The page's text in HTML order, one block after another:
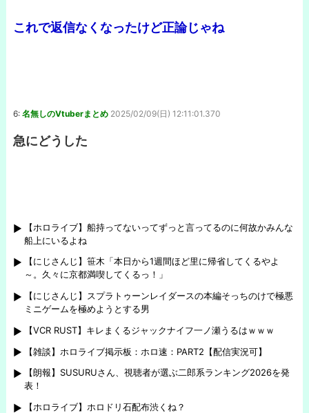
これで返信なくなったけど正論じゃね
6: 名無しのVtuberまとめ 2025/02/09(日) 12:11:01.370
急にどうした
【ホロライブ】船持ってないってずっと言ってるのに何故かみんな
船上にいるよね
【にじさんじ】笹木「本日から1週間ほど里に帰省してくるやよ
～。久々に京都満喫してくるっ！」
【にじさんじ】スプラトゥーンレイダースの本編そっちのけで極悪
ミニゲームを極めようとする男
【VCR RUST】キレまくるジャックナイフ一ノ瀬うるはｗｗｗ
【雑談】ホロライブ掲示板：ホロ速：PART2【配信実況可】
【朗報】SUSURUさん、視聴者が選ぶ二郎系ランキング2026を発
表！
【ホロライブ】ホロドリ石配布渋くね？